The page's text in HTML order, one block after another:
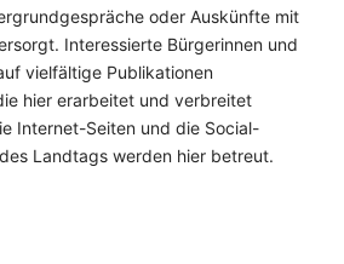
oder Auskünfte mit
Interessierte Bürgerinnen und
vielfältige Publikationen
hier erarbeitet und verbreitet
Internet-Seiten und die Social-
Landtags werden hier betreut.